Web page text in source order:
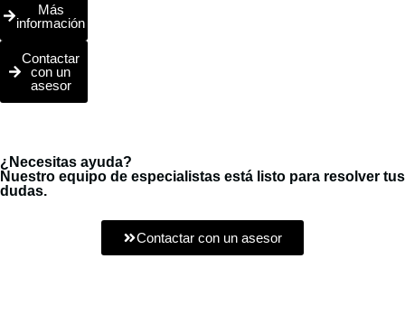
Más
información
Contactar
con un
asesor
¿Necesitas ayuda?
Nuestro equipo de especialistas está listo para resolver tus
dudas.
Contactar con un asesor